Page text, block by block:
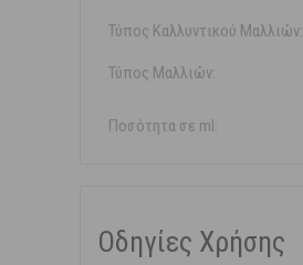
Τύπος Καλλυντικού Μαλλιών:
Τύπος Μαλλιών:
Ποσότητα σε ml:
Οδηγίες Χρήσης